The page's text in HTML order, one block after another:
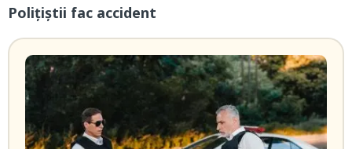
Polițiștii fac accident